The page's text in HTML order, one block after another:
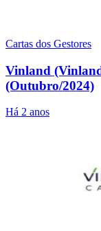
Cartas dos Gestores
Vinland
(Outubro/2024)
Há 2 anos